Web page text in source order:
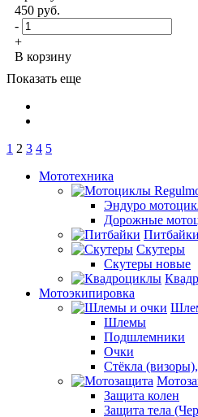
450 руб.
-
+
В корзину
Показать еще
1 2 3 4 5
Мототехника
Эндуро
Дорожные
Питбайки
Скутеры
Скутеры новые
Мотоэкипировка
Шлемы
Подшлемники
Очки
Стёкла
Защита колен
Защита тела